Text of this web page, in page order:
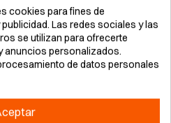
práctico.
mantienen forma y
para operarios en
almacenes y construcción,
y reduciendo fatiga por su
en climas variables.
cookies para fines de
Las redes sociales y las
se utilizan para ofrecerte
anuncios personalizados.
de datos personales